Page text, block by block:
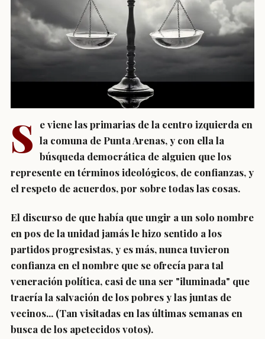
S e viene las primarias de la centro izquierda en
la comuna de Punta Arenas, y con ella la
búsqueda democrática de alguien que los
represente en términos ideológicos, de confianzas, y
el respeto de acuerdos, por sobre todas las cosas.
El discurso de que había que ungir a un solo nombre
en pos de la unidad jamás le hizo sentido a los
partidos progresistas, y es más, nunca tuvieron
confianza en el nombre que se ofrecía para tal
veneración política, casi de una ser "iluminada" que
traería la salvación de los pobres y las juntas de
vecinos... (Tan visitadas en las últimas semanas en
busca de los apetecidos votos).